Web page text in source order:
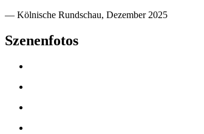
— Kölnische Rundschau, Dezember 2025
Szenenfotos